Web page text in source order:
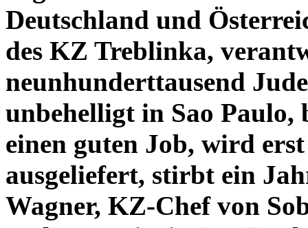
Deutschland und
des KZ Treblinka,
neunhunderttausend
unbehelligt in Sao
einen guten Job, wird
ausgeliefert, stirbt ein
Wagner, KZ-Chef von